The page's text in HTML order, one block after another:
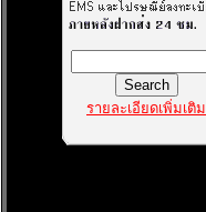
รายละเอียดเพิ่มเติม